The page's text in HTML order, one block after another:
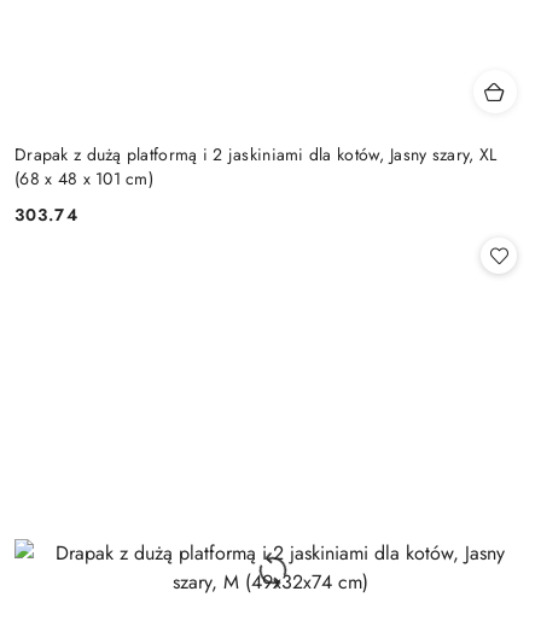
Drapak z dużą platformą i 2 jaskiniami dla kotów, Jasny szary, XL
(68 x 48 x 101 cm)
Cena:
303.74